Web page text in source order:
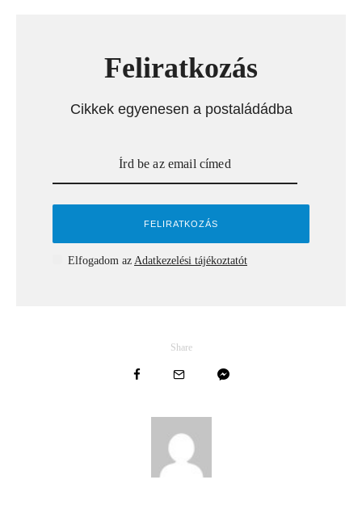
Feliratkozás
Cikkek egyenesen a postaládádba
Elfogadom az Adatkezelési tájékoztatót
Share